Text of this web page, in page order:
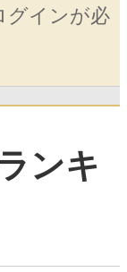
グインが必
ンキ